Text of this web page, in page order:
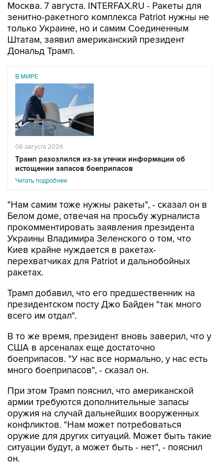
Москва. 7 августа. INTERFAX.RU - Ракеты для
зенитно-ракетного комплекса Patriot нужны не
только Украине, но и самим Соединенным
Штатам, заявил американский президент
Дональд Трамп.
В МИРЕ
06 августа 2026
Трамп разозлился из-за утечки информации об
истощении запасов боеприпасов
Читать подробнее
"Нам самим тоже нужны ракеты", - сказал он в
Белом доме, отвечая на просьбу журналиста
прокомментировать заявления президента
Украины Владимира Зеленского о том, что
Киев крайне нуждается в ракетах-
перехватчиках для Patriot и дальнобойных
ракетах.
Трамп добавил, что его предшественник на
президентском посту Джо Байден "так много
всего им отдал".
В то же время, президент вновь заверил, что у
США в арсеналах еще достаточно
боеприпасов. "У нас все нормально, у нас есть
много боеприпасов", - сказал он.
При этом Трамп пояснил, что американской
армии требуются дополнительные запасы
оружия на случай дальнейших вооруженных
конфликтов. "Нам может потребоваться
оружие для других ситуаций. Может быть такие
ситуации будут, а может быть - нет", - пояснил
он.